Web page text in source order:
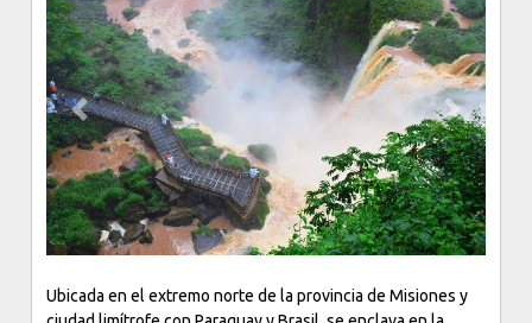
Previous Next
Ubicada en el extremo norte de la provincia de Misiones y